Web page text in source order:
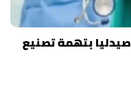
تفاصيل القبض على طبيبين و11 صيدليا بتهمة تصنيع